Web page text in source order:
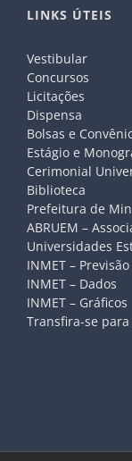
LINKS ÚTEIS
Vestibular
Concursos
Licitações
Dispensa
Bolsas e
Estágio e
Cerimonial
Biblioteca
Prefeitura de
ABRUEM –
Universidades
INMET –
INMET – Dados
INMET – Gráficos
Transfira-se para